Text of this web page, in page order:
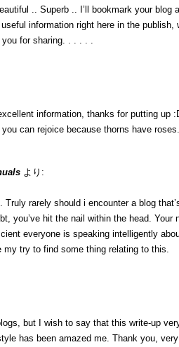
.. Superb .. I’ll bookmark your blog
information right here in the publish,
for sharing. . . . . .
information, thanks for putting up
can rejoice because thorns have
より:
Truly rarely should i encounter a blog
you’ve hit the nail within the head. Your
everyone is speaking intelligently
try to find some thing relating to this.
but I wish to say that this write-up
has been amazed me. Thank you,